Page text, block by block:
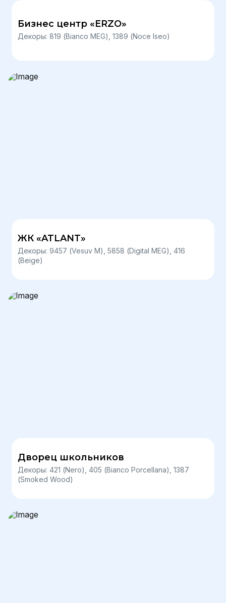
Бизнес центр «ERZO»
Декоры: 819 (Bianco MEG), 1389 (Noce Iseo)
ЖК «ATLANT»
Декоры: 9457 (Vesuv М), 5858 (Digital MEG), 416
(Beige)
Дворец школьников
Декоры: 421 (Nero), 405 (Bianco Porcellana), 1387
(Smoked Wood)